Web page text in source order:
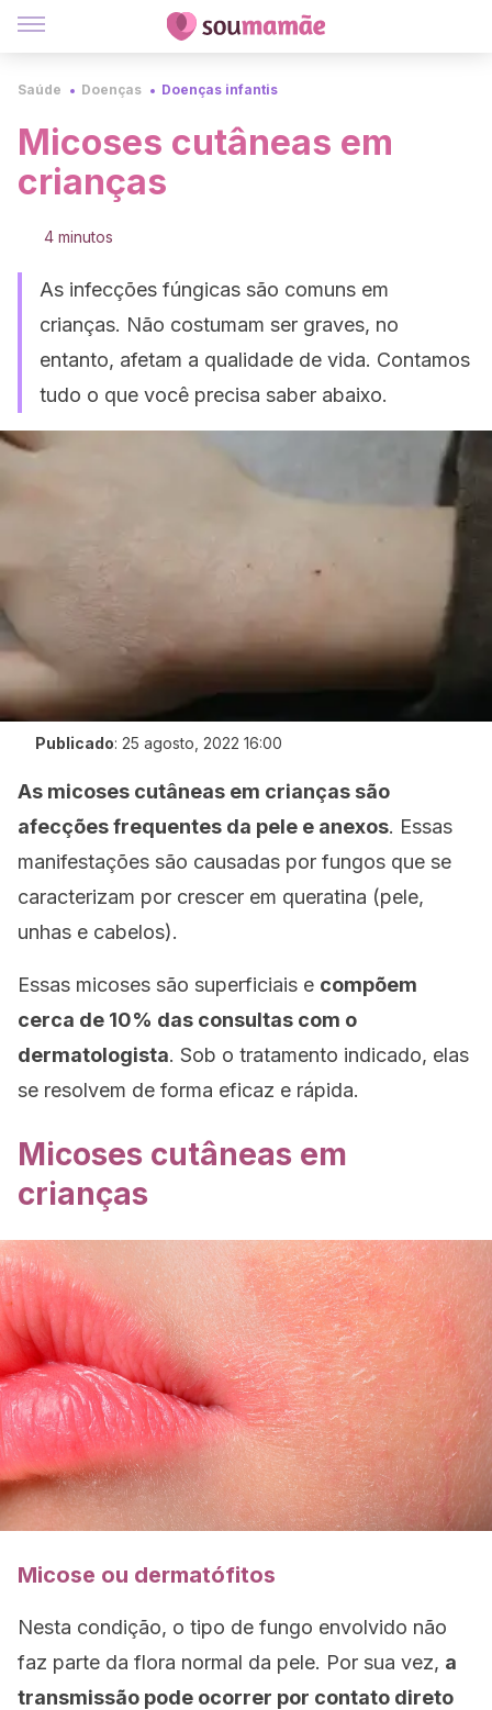
Saúde Doenças Doenças infantis
Micoses cutâneas em
crianças
4 minutos
As infecções fúngicas são comuns em
crianças. Não costumam ser graves, no
entanto, afetam a qualidade de vida. Contamos
tudo o que você precisa saber abaixo.
Publicado: 25 agosto, 2022 16:00
As micoses cutâneas em crianças são
afecções frequentes da pele e anexos. Essas
manifestações são causadas por fungos que se
caracterizam por crescer em queratina (pele,
unhas e cabelos).
Essas micoses são superficiais e compõem
cerca de 10% das consultas com o
dermatologista. Sob o tratamento indicado, elas
se resolvem de forma eficaz e rápida.
Micoses cutâneas em
crianças
Micose ou dermatófitos
Nesta condição, o tipo de fungo envolvido não
faz parte da flora normal da pele. Por sua vez, a
transmissão pode ocorrer por contato direto